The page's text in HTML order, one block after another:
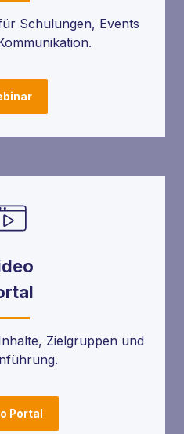
Schulungen, Events
Zielgruppen und
Portal